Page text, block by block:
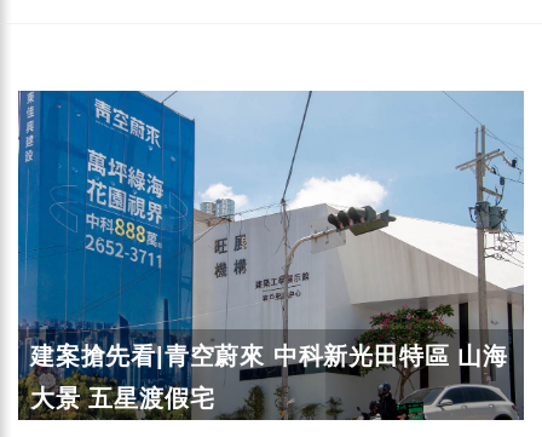
建案搶先看|青空蔚來 中科新光田特區 山海
大景 五星渡假宅